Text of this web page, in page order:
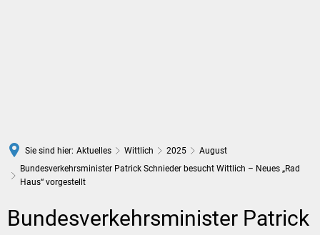
Sie sind hier: Aktuelles Wittlich 2025
August
Bundesverkehrsminister Patrick Schnieder besucht Wittlich – Neues „Rad
Haus“ vorgestellt
Bundesverkehrsminister Patrick